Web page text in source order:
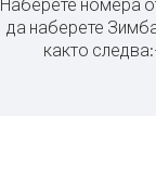
Наберете номера
да наберете
както следва: